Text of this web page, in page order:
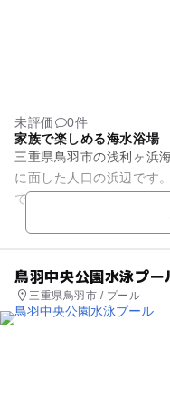
未評価
0件
家族で楽しめる海水浴場
三重県鳥羽市の浅利ヶ浜
に面した人口の浜辺です
で約40分のところにあり
鳥羽中央公園水泳プー
三重県鳥羽市 / プール